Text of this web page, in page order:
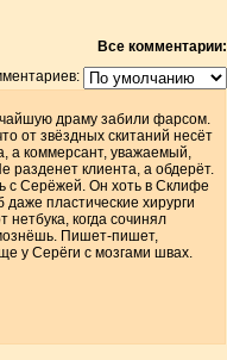
Все комментарии:
драму забили фарсом.
от звёздных скитаний несёт
а коммерсант, уважаемый,
разденет клиента, а обдерёт.
с Серёжей. Он хоть в Склифе
пластические хирурги
когда сочинял
Пишет-пишет,
у Серёги с мозгами швах.